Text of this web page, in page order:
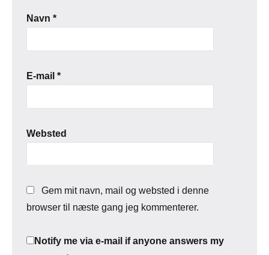
Navn *
E-mail *
Websted
Gem mit navn, mail og websted i denne
browser til næste gang jeg kommenterer.
Notify me via e-mail if anyone answers my